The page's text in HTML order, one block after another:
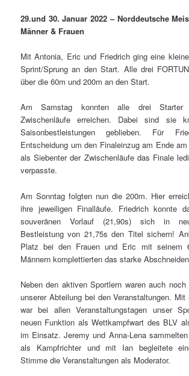
29.und 30. Januar 2022 – Norddeutsche
Männer & Frauen
Mit Antonia, Eric und Friedrich ging eine
Sprint/Sprung an den Start. Alle drei
über die 60m und 200m an den Start.
Am Samstag konnten alle drei
Zwischenläufe erreichen. Dabei sind sie
Saisonbestleistungen geblieben. Für
Entscheidung um den Finaleinzug am Ende
als Siebenter der Zwischenläufe das Finale
verpasste.
Am Sonntag folgten nun die 200m. Hier
ihre jeweiligen Finalläufe. Friedrich konnte
souveränen Vorlauf (21,90s) sich in
Bestleistung von 21,75s den Titel sichern!
Platz bei den Frauen und Eric mit seinem
Männern komplettierten das starke
Neben den aktiven Sportlern waren auch
unserer Abteilung bei den Veranstaltungen.
war bei allen Veranstaltungstagen unser
neuen Funktion als Wettkampfwart des BLV
im Einsatz. Jeremy und Anna-Lena
als Kampfrichter und mit Ian begleitete
Stimme die Veranstaltungen als Moderator.